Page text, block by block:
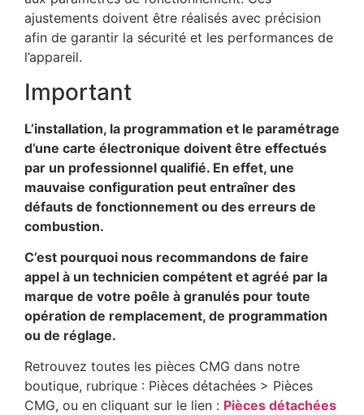
ajustements doivent être réalisés avec précision
afin de garantir la sécurité et les performances de
l’appareil.
Important
L’installation, la programmation et le paramétrage
d’une carte électronique doivent être effectués
par un professionnel qualifié. En effet, une
mauvaise configuration peut entraîner des
défauts de fonctionnement ou des erreurs de
combustion.
C’est pourquoi nous recommandons de faire
appel à un technicien compétent et agréé par la
marque de votre poêle à granulés pour toute
opération de remplacement, de programmation
ou de réglage.
Retrouvez toutes les pièces CMG dans notre
boutique, rubrique : Pièces détachées > Pièces
CMG, ou en cliquant sur le lien : Pièces détachées